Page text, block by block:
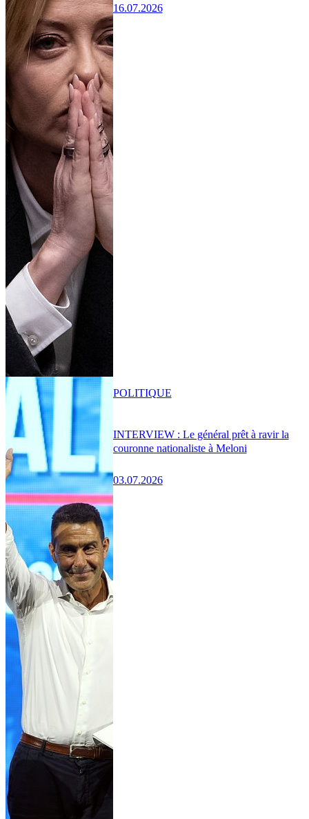
16.07.2026
INTERVIEW : Le général prêt à ravir la
couronne nationaliste à Meloni
03.07.2026
POLITIQUE